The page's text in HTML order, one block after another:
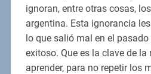
ignoran, entre otras cosas,
argentina. Esta ignorancia
lo que salió mal en el
exitoso. Que es la clave de
aprender, para no repetir los